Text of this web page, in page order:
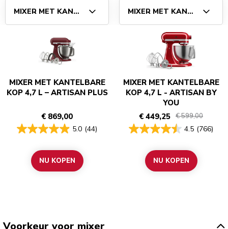
MIXER MET KANTELBARE KOP 4,7 L – ARTISAN PLUS
MIXER MET KANTELBARE
MIXER MET KANTELBARE
KOP 4,7 L – ARTISAN PLUS
€ 869,00
5.0 (44)
NU KOPEN
MIXER MET KANTELBARE
KOP 4,7 L - ARTISAN BY
YOU
€ 449,25 € 599,00
4.5 (766)
NU KOPEN
Voorkeur voor mixer